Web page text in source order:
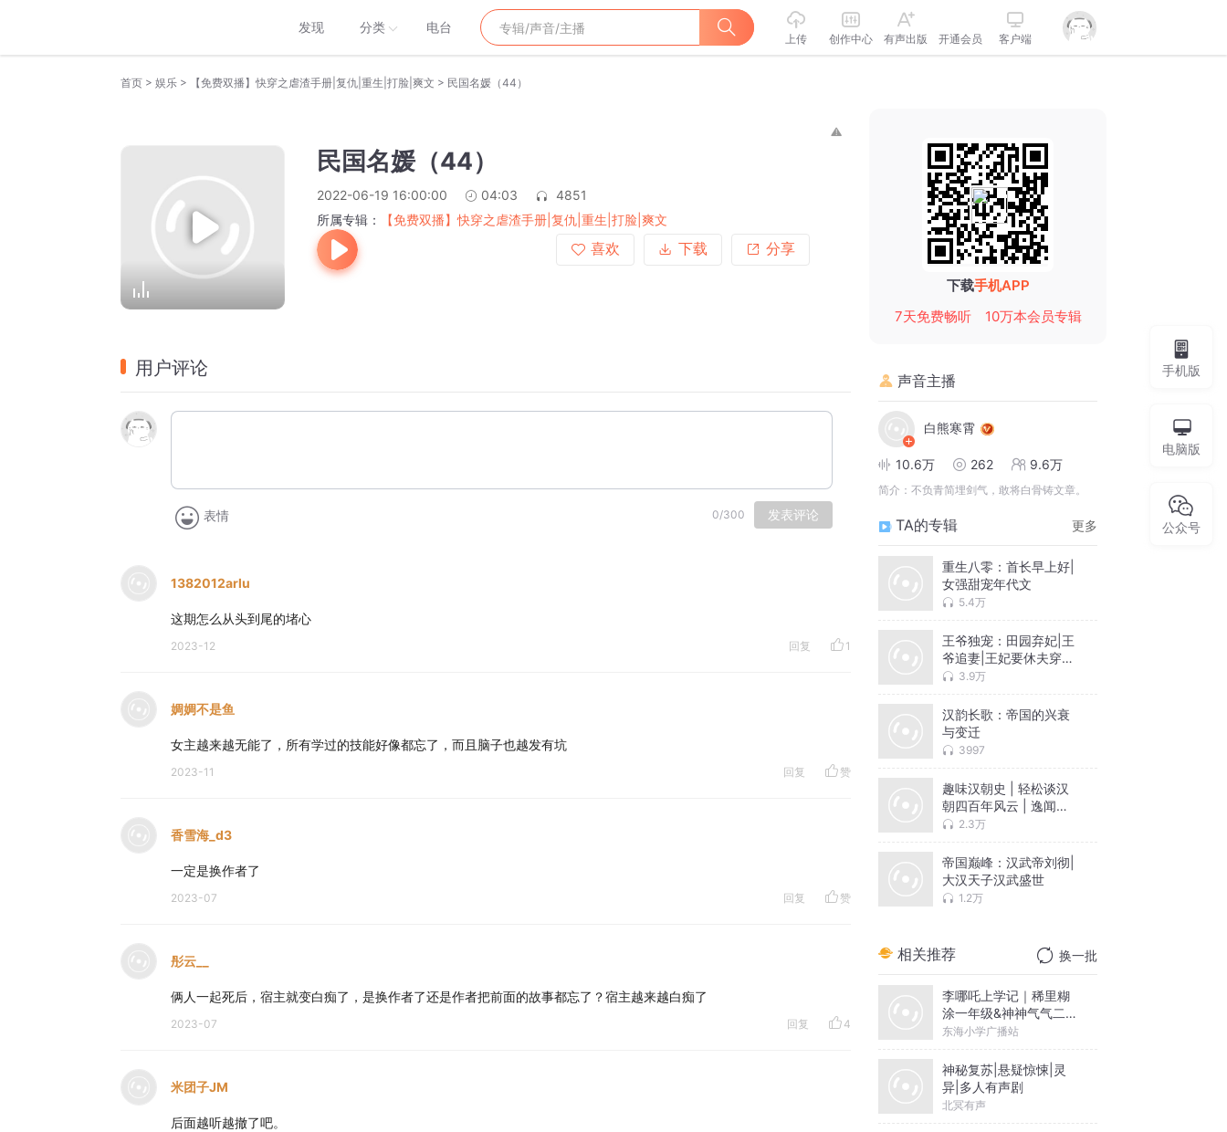
发现 分类 电台
上传 创作中心 有声出版 开通会员 客户端
首页 > 娱乐 > 【免费双播】快穿之虐渣手册|复仇|重生|打脸|爽文 > 民国名媛（44）
民国名媛（44）
2022-06-19 16:00:00 04:03
4851
所属专辑：
【免费双播】快穿之虐渣手册|复仇|重生|打脸|爽文
喜欢
下载 分享
用户评论
表情 0/300 发表评论
1382012arlu
这期怎么从头到尾的堵心
2023-12 回复 1
婤婤不是鱼
女主越来越无能了，所有学过的技能好像都忘了，而且脑子也越发有坑
2023-11 回复 赞
香雪海_d3
一定是换作者了
2023-07 回复 赞
彤云__
俩人一起死后，宿主就变白痴了，是换作者了还是作者把前面的故事都忘了？宿主越来越白痴了
2023-07 回复 4
米团子JM
后面越听越撤了吧。
下载手机APP
7天免费畅听
10万本会员专辑
声音主播
白熊寒霄
10.6万 262 9.6万
简介： 不负青简埋剑气，敢将白骨铸文章。
TA的专辑 更多
重生八零：首长早上好|
女强甜宠年代文
5.4万
王爷独宠：田园弃妃|王
爷追妻|王妃要休夫穿越
权谋3.9万
汉韵长歌：帝国的兴衰
与变迁
3997
趣味汉朝史 | 轻松谈汉
朝四百年风云 | 逸闻趣
史 | 汉家风情 | 雄霸天
2.3万
帝国巅峰：汉武帝刘彻|
大汉天子汉武盛世
1.2万
相关推荐 换一批
李哪吒上学记｜稀里糊
涂一年级&神神气气二年
级
东海小学广播站
神秘复苏|悬疑惊悚|灵
异|多人有声剧
北冥有声
手机版
电脑版
公众号